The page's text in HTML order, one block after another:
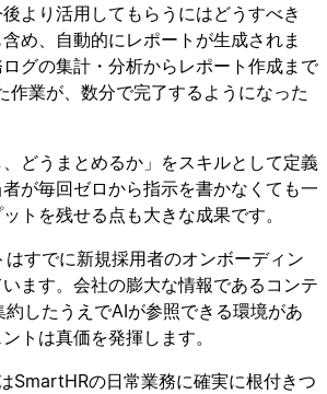
より活用してもらうにはどうすべき
め、自動的にレポートが生成されま
グの集計・分析からレポート作成まで
作業が、数分で完了するようになった
、どうまとめるか」をスキルとして定義
が毎回ゼロから指示を書かなくても一
トを残せる点も大きな成果です。
すでに新規採用者のオンボーディン
ます。会社の膨大な情報であるコンテ
したうえでAIが参照できる環境があ
トは真価を発揮します。
SmartHRの日常業務に確実に根付きつ